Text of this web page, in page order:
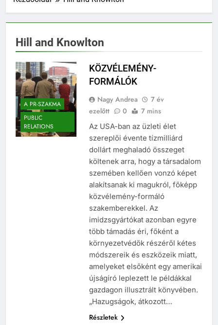
Hill and Knowlton
A PR-SZAKMA
PUBLIC
RELATIONS
KÖZVÉLEMÉNY-
FORMÁLÓK
Nagy Andrea
7 év
ezelőtt
0 7 mins
Az USA-ban az üzleti élet
szereplői évente tízmilliárd
dollárt meghaladó összeget
költenek arra, hogy a társadalom
szemében kellően vonzó képet
alakítsanak ki magukról, főképp
közvélemény-formáló
szakemberekkel. Az
imidzsgyártókat azonban egyre
több támadás éri, főként a
környezetvédők részéről kétes
módszereik és eszközeik miatt,
amelyeket elsőként egy amerikai
újságíró leplezett le példákkal
gazdagon illusztrált könyvében.
„Hazugságok, átkozott…
Részletek